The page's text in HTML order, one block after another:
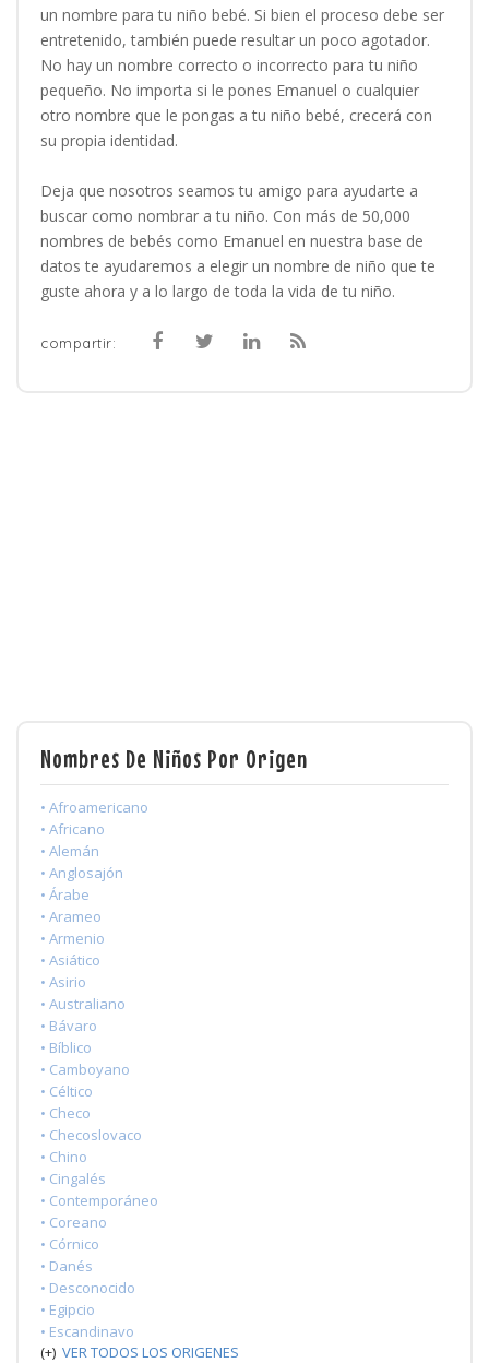
un nombre para tu niño bebé. Si bien el proceso debe ser
entretenido, también puede resultar un poco agotador.
No hay un nombre correcto o incorrecto para tu niño
pequeño. No importa si le pones Emanuel o cualquier
otro nombre que le pongas a tu niño bebé, crecerá con
su propia identidad.
Deja que nosotros seamos tu amigo para ayudarte a
buscar como nombrar a tu niño. Con más de 50,000
nombres de bebés como Emanuel en nuestra base de
datos te ayudaremos a elegir un nombre de niño que te
guste ahora y a lo largo de toda la vida de tu niño.
compartir:
Nombres De Niños Por Origen
• Afroamericano
• Africano
• Alemán
• Anglosajón
• Árabe
• Arameo
• Armenio
• Asiático
• Asirio
• Australiano
• Bávaro
• Bíblico
• Camboyano
• Céltico
• Checo
• Checoslovaco
• Chino
• Cingalés
• Contemporáneo
• Coreano
• Córnico
• Danés
• Desconocido
• Egipcio
• Escandinavo
(+) VER TODOS LOS ORIGENES